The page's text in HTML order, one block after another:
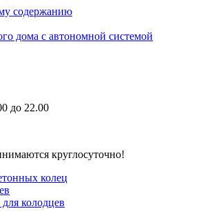
содержанию
дома с автономной системой
до 22.00
круглосуточно!
колец
колодцев